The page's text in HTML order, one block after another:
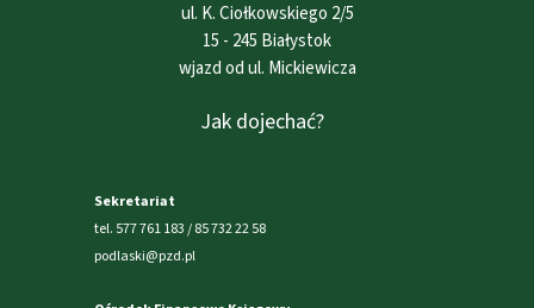
Jak dojechać?
ul. K. Ciołkowskiego 2/5
15 - 245 Białystok
wjazd od ul. Mickiewicza
Sekretariat
tel. 577 761 183 / 85 732 22 58
podlaski@pzd.pl